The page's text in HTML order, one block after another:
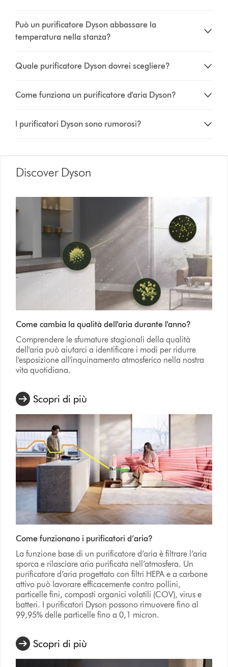
Può un purificatore Dyson abbassare la
temperatura nella stanza?
Quale purificatore Dyson dovrei scegliere?
Come funziona un purificatore d'aria Dyson?
I purificatori Dyson sono rumorosi?
Discover Dyson
Come cambia la qualità dell'aria durante l'anno?
Comprendere le sfumature stagionali della qualità
dell'aria può aiutarci a identificare i modi per ridurre
l'esposizione all'inquinamento atmosferico nella nostra
vita quotidiana.
Scopri di più
Come funzionano i purificatori d’aria?
La funzione base di un purificatore d’aria è filtrare l’aria
sporca e rilasciare aria purificata nell’atmosfera. Un
purificatore d’aria progettato con filtri HEPA e a carbone
attivo può lavorare efficacemente contro pollini,
particelle fini, composti organici volatili (COV), virus e
batteri. I purificatori Dyson possono rimuovere fino al
99,95% delle particelle fino a 0,1 micron.
Scopri di più